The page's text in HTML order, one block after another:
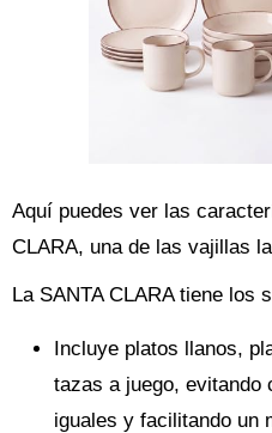
Aquí puedes ver las
CLARA, una de las vajillas
La SANTA CLARA tiene los
Incluye platos llanos,
tazas a juego, evitando
iguales y facilitando un